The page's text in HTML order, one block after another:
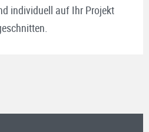
individuell auf Ihr Projekt